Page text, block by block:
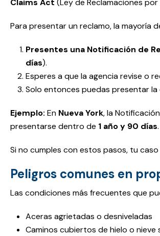
Claims Act (Ley de Reclamaciones por
Para presentar un reclamo, la mayoría
Presentes una Notificación de
días).
Esperes a que la agencia revise o
Solo entonces puedas presentar la
Ejemplo: En Nueva York, la
presentarse dentro de 1 año y 90 días.
Si no cumples con estos pasos, tu
Peligros comunes en
Las condiciones más frecuentes que
Aceras agrietadas o desniveladas
Caminos cubiertos de hielo o nieve